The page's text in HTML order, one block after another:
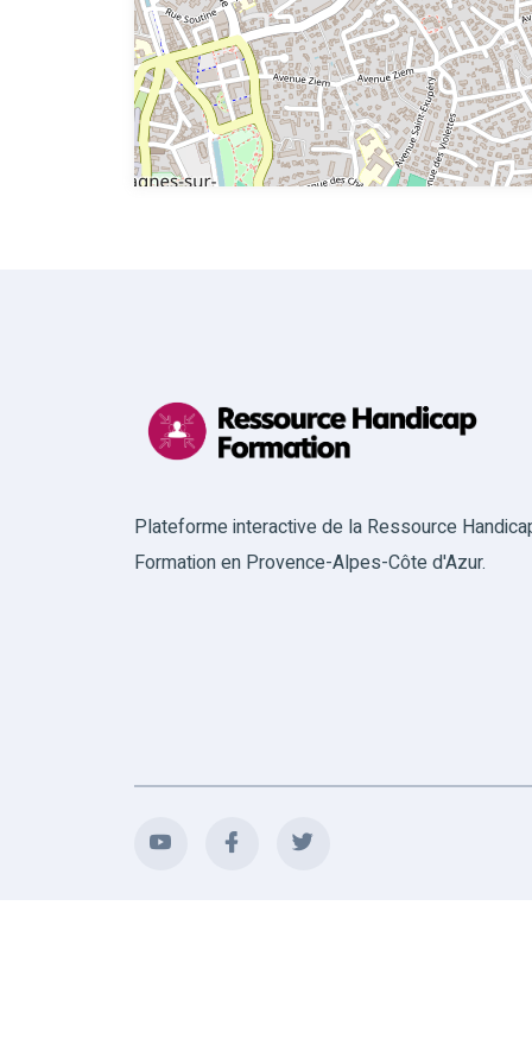
Plateforme interactive de la Ressource
Formation en Provence-Alpes-Côte d'Azur.